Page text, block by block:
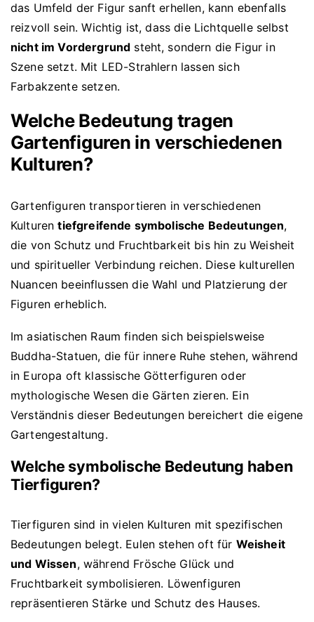
das Umfeld der Figur sanft erhellen, kann ebenfalls
reizvoll sein. Wichtig ist, dass die Lichtquelle selbst
nicht im Vordergrund steht, sondern die Figur in
Szene setzt. Mit LED-Strahlern lassen sich
Farbakzente setzen.
Welche Bedeutung tragen
Gartenfiguren in verschiedenen
Kulturen?
Gartenfiguren transportieren in verschiedenen
Kulturentiefgreifende symbolische Bedeutungen,
die von Schutz und Fruchtbarkeit bis hin zu Weisheit
und spiritueller Verbindung reichen. Diese kulturellen
Nuancen beeinflussen die Wahl und Platzierung der
Figuren erheblich.
Im asiatischen Raum finden sich beispielsweise
Buddha-Statuen, die für innere Ruhe stehen, während
in Europa oft klassische Götterfiguren oder
mythologische Wesen die Gärten zieren. Ein
Verständnis dieser Bedeutungen bereichert die eigene
Gartengestaltung.
Welche symbolische Bedeutung haben
Tierfiguren?
Tierfiguren sind in vielen Kulturen mit spezifischen
Bedeutungen belegt. Eulen stehen oft für Weisheit
und Wissen, während Frösche Glück und
Fruchtbarkeit symbolisieren. Löwenfiguren
repräsentieren Stärke und Schutz des Hauses.